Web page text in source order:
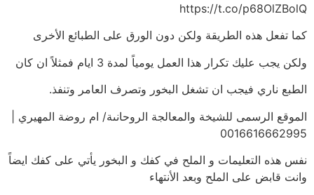
https://t.co/p68OlZBolQ
كما تفعل هذه الطريقة ولكن دون الورق على الطبائع الأخرى
ولكن يجب عليك تكرار هذا العمل يومياً لمدة 3 ايام فمثلاً ان كان
الطبع ناري فيجب ان تشغل البخور وتصرف العامر وتنفذ.
الموقع الرسمى للشيخة والمعالجة الروحانىة/ ام روضة المهيري |
0016616662995
نفس هذه التعليمات و الملح في كفك و البخور يأتي على كفك ايضاً
وانت قابض على الملح وبعد الأنتهاء